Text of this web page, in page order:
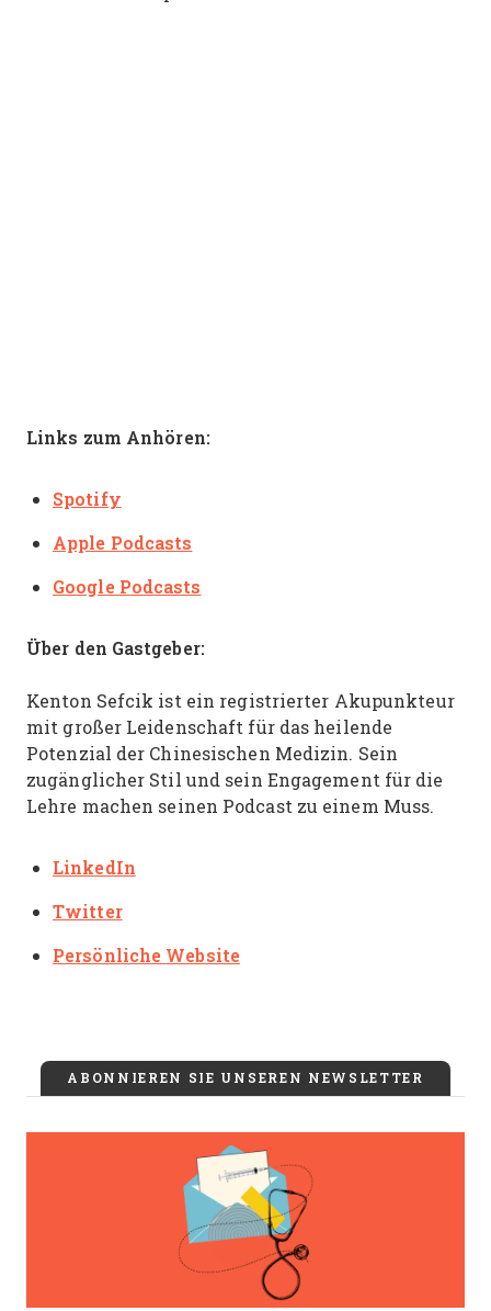
Links zum Anhören:
Spotify
Apple Podcasts
Google Podcasts
Über den Gastgeber:
Kenton Sefcik ist ein registrierter Akupunkteur
mit großer Leidenschaft für das heilende
Potenzial der Chinesischen Medizin. Sein
zugänglicher Stil und sein Engagement für die
Lehre machen seinen Podcast zu einem Muss.
LinkedIn
Twitter
Persönliche Website
ABONNIEREN SIE UNSEREN NEWSLETTER